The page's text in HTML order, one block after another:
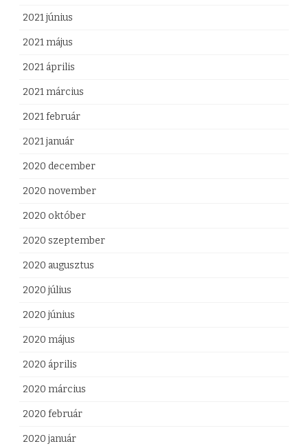
2021 június
2021 május
2021 április
2021 március
2021 február
2021 január
2020 december
2020 november
2020 október
2020 szeptember
2020 augusztus
2020 július
2020 június
2020 május
2020 április
2020 március
2020 február
2020 január